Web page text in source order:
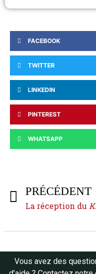
FACEBOOK
TWITTER
LINKEDIN
PINTEREST
WHATSAPP
PRÉCÉDENT
La réception du
Vous avez des